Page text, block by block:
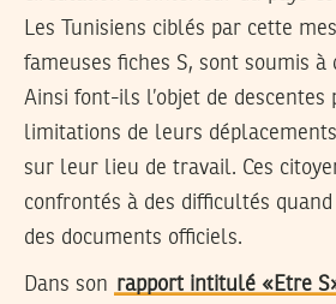
Les Tunisiens ciblés par cette
fameuses fiches S, sont soumis à
Ainsi font-ils l’objet de descentes
limitations de leurs
sur leur lieu de travail. Ces
confrontés à des difficultés
des documents officiels.
Dans son rapport intitulé «Etre